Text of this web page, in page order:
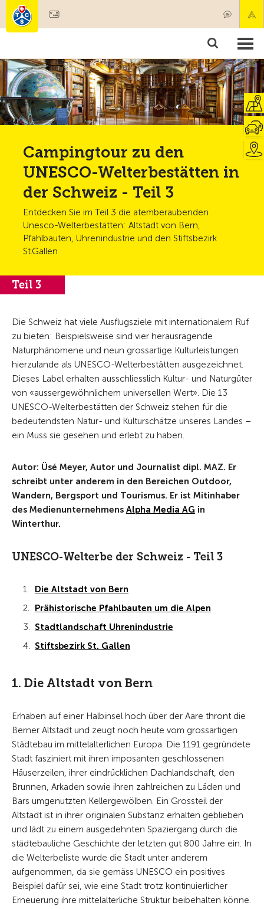
Mitgliedschaft & Leistungen
Test, Sicherheit & Gesundheit
Campingtour zu den
UNESCO-Welterbestätten in
der Schweiz - Teil 3
Entdecken Sie im Teil 3 die atemberaubenden
Unesco-Welterbestätten: Altstadt von Bern,
Pfahlbauten, Uhrenindustrie und den Stiftsbezirk
St.Gallen
Teil 3
Die Schweiz hat viele Ausflugsziele mit internationalem Ruf
zu bieten: Beispielsweise sind vier herausragende
Naturphänomene und neun grossartige Kulturleistungen
hierzulande als UNESCO-Welterbestätten ausgezeichnet.
Dieses Label erhalten ausschliesslich Kultur- und Naturgüter
von «aussergewöhnlichem universellen Wert». Die 13
UNESCO-Welterbestätten der Schweiz stehen für die
bedeutendsten Natur- und Kulturschätze unseres Landes –
ein Muss sie gesehen und erlebt zu haben.
Autor: Üsé Meyer, Autor und Journalist dipl. MAZ. Er
schreibt unter anderem in den Bereichen Outdoor,
Wandern, Bergsport und Tourismus. Er ist Mitinhaber
des Medienunternehmens Alpha Media AG in
Winterthur.
UNESCO-Welterbe der Schweiz - Teil 3
Die Altstadt von Bern
Prähistorische Pfahlbauten um die Alpen
Stadtlandschaft Uhrenindustrie
Stiftsbezirk St. Gallen
1. Die Altstadt von Bern
Erhaben auf einer Halbinsel hoch über der Aare thront die
Berner Altstadt und zeugt noch heute vom grossartigen
Städtebau im mittelalterlichen Europa. Die 1191 gegründete
Stadt fasziniert mit ihren imposanten geschlossenen
Häuserzeilen, ihrer eindrücklichen Dachlandschaft, den
Brunnen, Arkaden sowie ihren zahlreichen zu Läden und
Bars umgenutzten Kellergewölben. Ein Grossteil der
Altstadt ist in ihrer originalen Substanz erhalten geblieben
und lädt zu einem ausgedehnten Spaziergang durch die
städtebauliche Geschichte der letzten gut 800 Jahre ein. In
die Welterbeliste wurde die Stadt unter anderem
aufgenommen, da sie gemäss UNESCO ein positives
Beispiel dafür sei, wie eine Stadt trotz kontinuierlicher
Erneuerung ihre mittelalterliche Struktur beibehalten könne.